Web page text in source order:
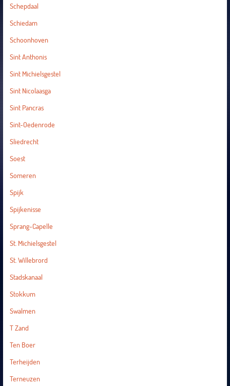
Schepdaal
Schiedam
Schoonhoven
Sint Anthonis
Sint Michielsgestel
Sint Nicolaasga
Sint Pancras
Sint-Oedenrode
Sliedrecht
Soest
Someren
Spijk
Spijkenisse
Sprang-Capelle
St. Michielsgestel
St. Willebrord
Stadskanaal
Stokkum
Swalmen
T Zand
Ten Boer
Terheijden
Terneuzen